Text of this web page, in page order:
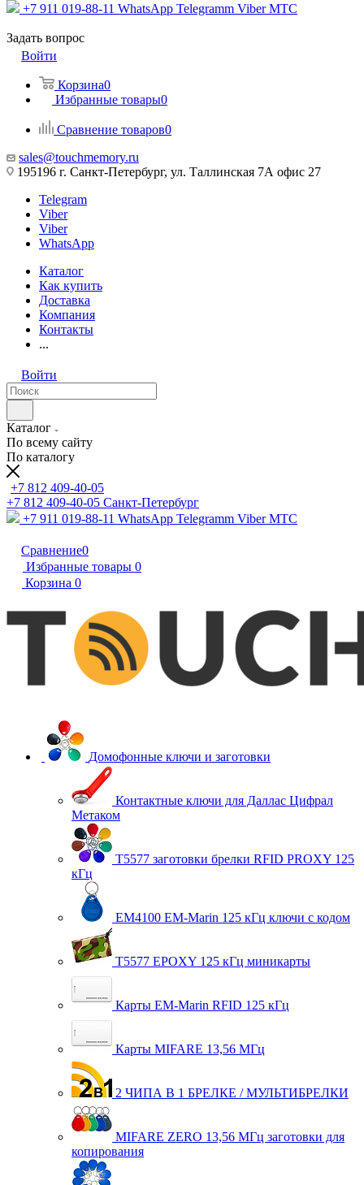
+7 911 019-88-11 WhatsApp Telegramm Viber МТС
Задать вопрос
Войти
Корзина0
Избранные товары0
Сравнение товаров0
sales@touchmemory.ru
195196 г. Санкт-Петербург, ул. Таллинская 7А офис 27
Telegram
Viber
Viber
WhatsApp
Каталог
Как купить
Доставка
Компания
Контакты
...
Войти
Каталог
По всему сайту
По каталогу
+7 812 409-40-05
+7 812 409-40-05 Санĸт-Петербург
+7 911 019-88-11 WhatsApp Telegramm Viber МТС
Сравнение0
Избранные товары 0
Корзина 0
Домофонные ключи и заготовки
Контактные ключи для Даллас Цифрал
Метаком
T5577 заготовки брелки RFID PROXY 125
кГц
EM4100 EM-Marin 125 кГц ключи с кодом
T5577 EPOXY 125 кГц миникарты
Карты EM-Marin RFID 125 кГц
Карты MIFARE 13,56 МГц
2 ЧИПА В 1 БРЕЛКЕ / МУЛЬТИБРЕЛКИ
MIFARE ZERO 13,56 МГц заготовки для
копирования